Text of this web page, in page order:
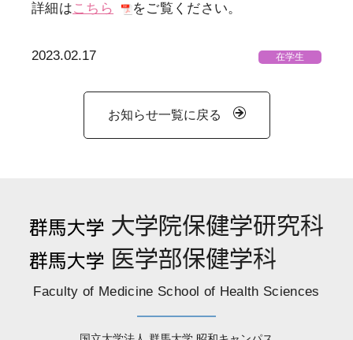
詳細はこちら をご覧ください。
2023.02.17 在学生
お知らせ一覧に戻る
Faculty of Medicine School of Health Sciences